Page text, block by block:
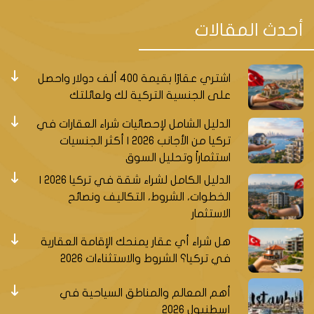
حاجات القاطنين اليومية من مأكولات وملابس وأجهزة
كهربائية والكترونية ، والتي تعود لأهم الماركات العالمية
والمحلية ، إلى جانب المطاعم بمأكولاتها المحلية
والعالمية والسينما وأماكن التسلية للأطفال .
أهم الأسواق المغلقة الموجودة في باشاك شهير ، سوق
) ،
حيث تقوم بتوفير معارض واسعة خاصة بالمحلات التجارية
التي تقدم مختلف المنتجات المحلية .
عقارات للبيع في باشاك شهير اسطنبول:
كل تلك المميزات التي تتسم بها باشاك شهير ، تجعل من
الإستثمار العقاري في اسطنبول
خصوصاً، فرصة فريدة لابد من استغلالها ، فالمنطقة
أحدث المقالات
اشتري عقارًا بقيمة 400 ألف دولار واحصل
على الجنسية التركية لك ولعائلتك
الدليل الشامل لإحصائيات شراء العقارات في
تركيا من الأجانب 2026 | أكثر الجنسيات
استثماراً وتحليل السوق
الخطوات، الشروط، التكاليف ونصائح
الاستثمار
هل شراء أي عقار يمنحك الإقامة العقارية
في تركيا؟ الشروط والاستثناءات 2026
أهم المعالم والمناطق السياحية في
إسطنبول 2026